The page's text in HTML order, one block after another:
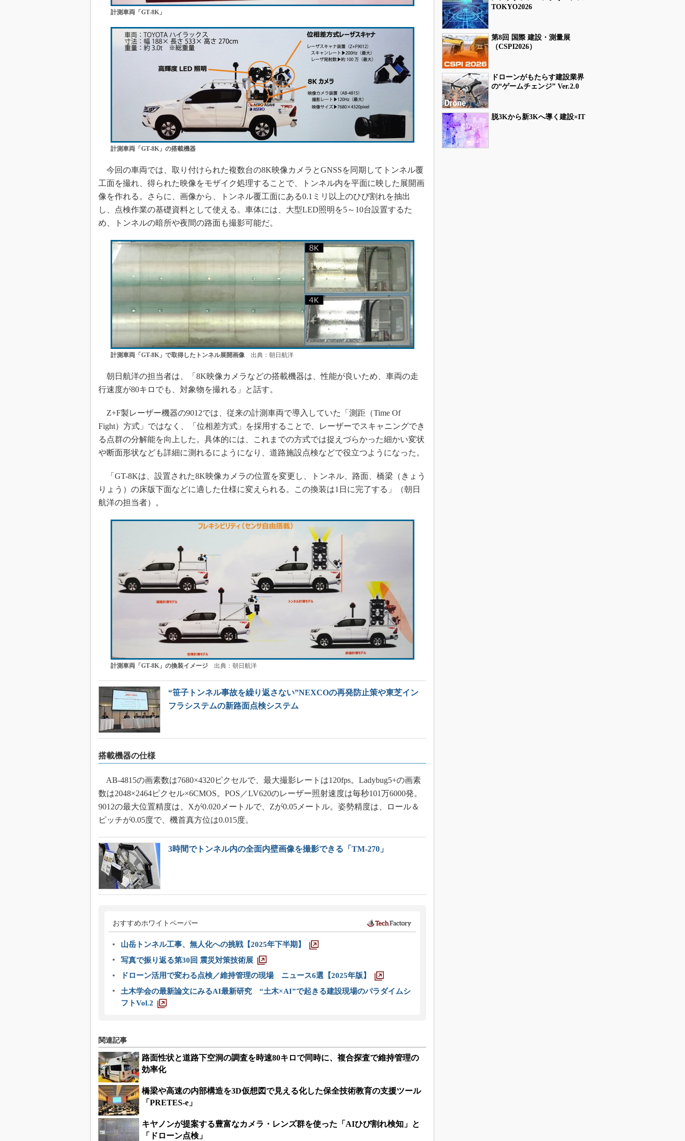
計測車両「GT-8K」
計測車両「GT-8K」の搭載機器
今回の車両では、取り付けられた複数台の8K映像カメラとGNSSを同期してトンネル覆
工面を撮れ、得られた映像をモザイク処理することで、トンネル内を平面に映した展開画
像を作れる。さらに、画像から、トンネル覆工面にある0.1ミリ以上のひび割れを抽出
し、点検作業の基礎資料として使える。車体には、大型LED照明を5～10台設置するた
め、トンネルの暗所や夜間の路面も撮影可能だ。
計測車両「GT-8K」で取得したトンネル展開画像出典：朝日航洋
朝日航洋の担当者は、「8K映像カメラなどの搭載機器は、性能が良いため、車両の走
行速度が80キロでも、対象物を撮れる」と話す。
Z+F製レーザー機器の9012では、従来の計測車両で導入していた「測距（Time Of
Fight）方式」ではなく、「位相差方式」を採用することで、レーザーでスキャニングでき
る点群の分解能を向上した。具体的には、これまでの方式では捉えづらかった細かい変状
や断面形状なども詳細に測れるにようになり、道路施設点検などで役立つようになった。
「GT-8Kは、設置された8K映像カメラの位置を変更し、トンネル、路面、橋梁（きょう
りょう）の床版下面などに適した仕様に変えられる。この換装は1日に完了する」（朝日
航洋の担当者）。
計測車両「GT-8K」の換装イメージ出典：朝日航洋
“笹子トンネル事故を繰り返さない”NEXCOの再発防止策や東芝イン
フラシステムの新路面点検システム
搭載機器の仕様
AB-4815の画素数は7680×4320ピクセルで、最大撮影レートは120fps。Ladybug5+の画素
数は2048×2464ピクセル×6CMOS。POS／LV620のレーザー照射速度は毎秒101万6000発。
9012の最大位置精度は、Xが0.020メートルで、Zが0.05メートル。姿勢精度は、ロール＆
ピッチが0.05度で、機首真方位は0.015度。
3時間でトンネル内の全面内壁画像を撮影できる「TM-270」
おすすめホワイトペーパー
山岳トンネル工事、無人化への挑戦【2025年下半期】
写真で振り返る第30回 震災対策技術展
ドローン活用で変わる点検／維持管理の現場 ニュース6選【2025年版】
土木学会の最新論文にみるAI最新研究 “土木×AI”で起きる建設現場のパラダイムシ
フトVol.2
関連記事
路面性状と道路下空洞の調査を時速80キロで同時に、複合探査で維持管理の
効率化
橋梁や高速の内部構造を3D仮想図で見える化した保全技術教育の支援ツール
「PRETES-e」
キヤノンが提案する豊富なカメラ・レンズ群を使った「AIひび割れ検知」と
「ドローン点検」
TOKYO2026
第8回 国際 建設・測量展
（CSPI2026）
ドローンがもたらす建設業界
の“ゲームチェンジ” Ver.2.0
脱3Kから新3Kへ導く建設×IT